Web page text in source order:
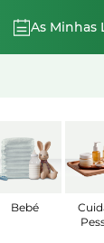
As Minhas
Bebé